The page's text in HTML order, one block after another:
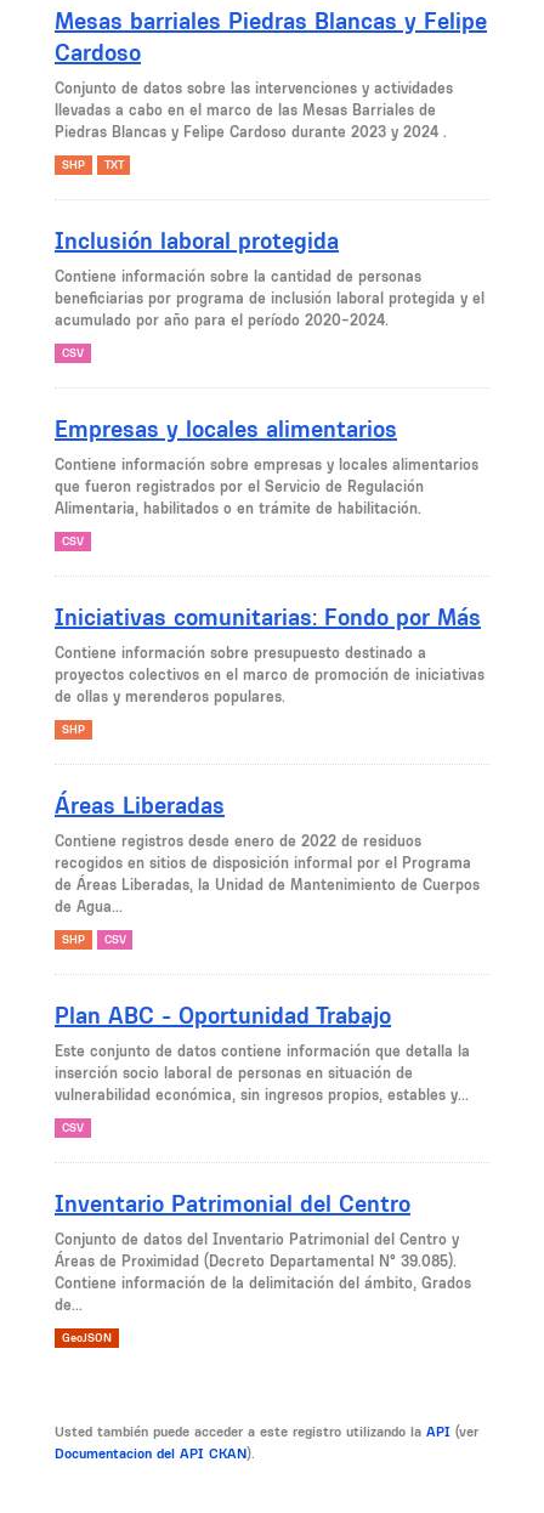
Mesas barriales Piedras Blancas y Felipe
Cardoso
Conjunto de datos sobre las intervenciones y actividades
llevadas a cabo en el marco de las Mesas Barriales de
Piedras Blancas y Felipe Cardoso durante 2023 y 2024 .
SHP TXT
Inclusión laboral protegida
Contiene información sobre la cantidad de personas
beneficiarias por programa de inclusión laboral protegida y el
acumulado por año para el período 2020-2024.
CSV
Empresas y locales alimentarios
Contiene información sobre empresas y locales alimentarios
que fueron registrados por el Servicio de Regulación
Alimentaria, habilitados o en trámite de habilitación.
CSV
Iniciativas comunitarias: Fondo por Más
Contiene información sobre presupuesto destinado a
proyectos colectivos en el marco de promoción de iniciativas
de ollas y merenderos populares.
SHP
Áreas Liberadas
Contiene registros desde enero de 2022 de residuos
recogidos en sitios de disposición informal por el Programa
de Áreas Liberadas, la Unidad de Mantenimiento de Cuerpos
de Agua...
SHP CSV
Plan ABC - Oportunidad Trabajo
Este conjunto de datos contiene información que detalla la
inserción socio laboral de personas en situación de
vulnerabilidad económica, sin ingresos propios, estables y...
CSV
Inventario Patrimonial del Centro
Conjunto de datos del Inventario Patrimonial del Centro y
Áreas de Proximidad (Decreto Departamental N° 39.085).
Contiene información de la delimitación del ámbito, Grados
de...
GeoJSON
Usted también puede acceder a este registro utilizando la API (ver
Documentacion del API CKAN).